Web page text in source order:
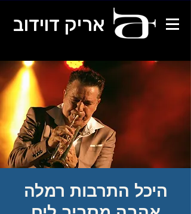
אריק דוידוב
היכל התרבות רמלה